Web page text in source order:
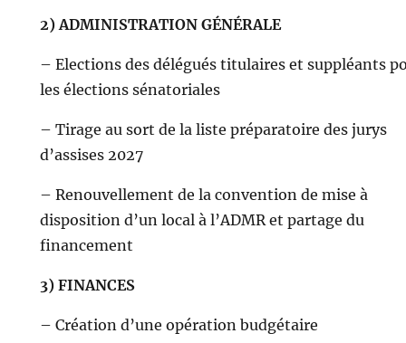
2) ADMINISTRATION GÉNÉRALE
– Elections des délégués titulaires et suppléants
les élections sénatoriales
– Tirage au sort de la liste préparatoire des jurys
d’assises 2027
– Renouvellement de la convention de mise à
disposition d’un local à l’ADMR et partage du
financement
3) FINANCES
– Création d’une opération budgétaire